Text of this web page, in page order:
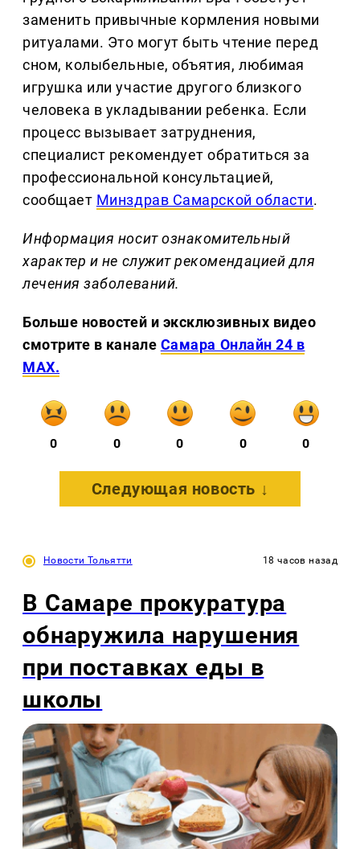
заменить привычные кормления новыми
ритуалами. Это могут быть чтение перед
сном, колыбельные, объятия, любимая
игрушка или участие другого близкого
человека в укладывании ребенка. Если
процесс вызывает затруднения,
специалист рекомендует обратиться за
профессиональной консультацией,
сообщает Минздрав Самарской области.
Информация носит ознакомительный
характер и не служит рекомендацией для
лечения заболеваний.
Больше новостей и эксклюзивных видео
смотрите в канале Самара Онлайн 24 в
MAX.
0 0 0 0 0
Следующая новость ↓
Новости Тольятти 18 часов назад
В Самаре прокуратура
обнаружила нарушения
при поставках еды в
школы